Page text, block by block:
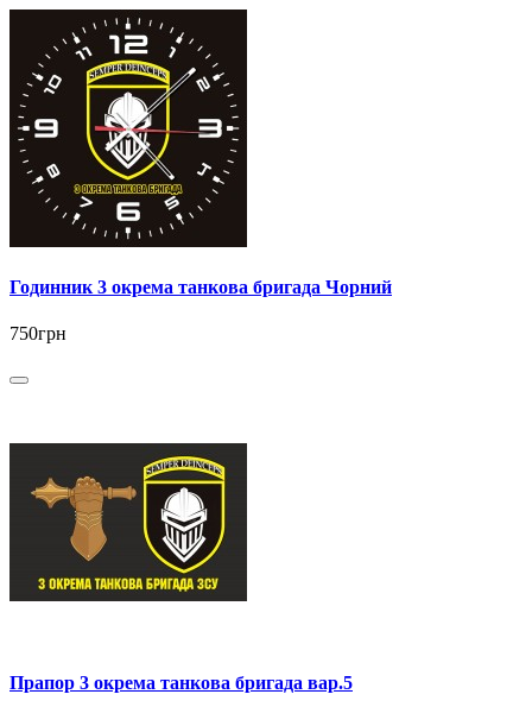
Годинник 3 окрема танкова бригада Чорний
750грн
Прапор 3 окрема танкова бригада вар.5